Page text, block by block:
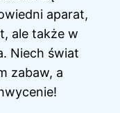
aparat,
ale także w
Niech świat
zabaw, a